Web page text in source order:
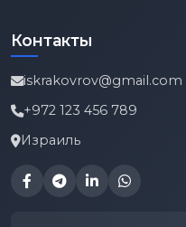
Контакты
iskrakovrov@gmail.com
+972 123 456 789
Израиль